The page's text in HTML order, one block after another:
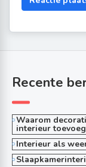
Recente
Waarom
interieur
Interieur als